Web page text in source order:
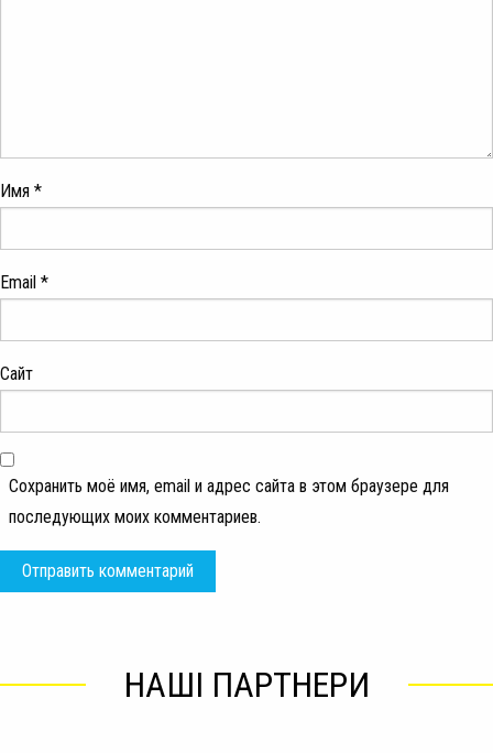
Имя *
Email *
Сайт
Сохранить моё имя, email и адрес сайта в этом браузере для
последующих моих комментариев.
НАШІ ПАРТНЕРИ